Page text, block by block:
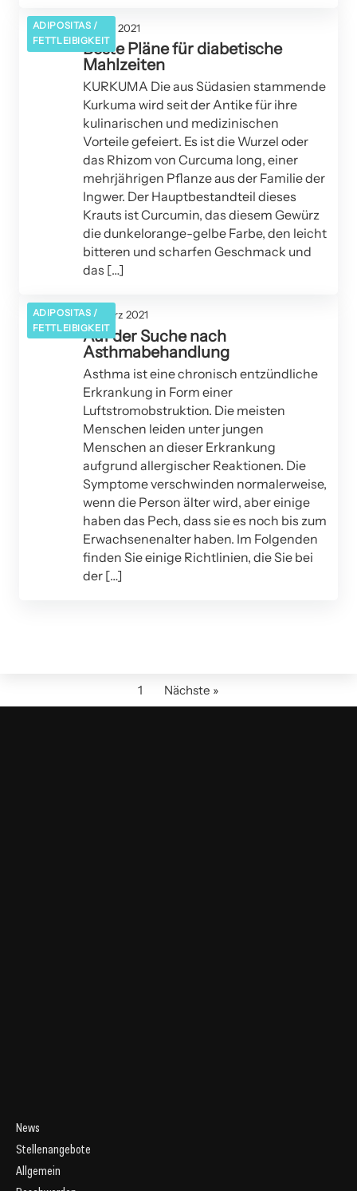
ADIPOSITAS /
FETTLEIBIGKEIT
01. Mai 2021
Beste Pläne für diabetische
Mahlzeiten
KURKUMA Die aus Südasien stammende
Kurkuma wird seit der Antike für ihre
kulinarischen und medizinischen
Vorteile gefeiert. Es ist die Wurzel oder
das Rhizom von Curcuma long, einer
mehrjährigen Pflanze aus der Familie der
Ingwer. Der Hauptbestandteil dieses
Krauts ist Curcumin, das diesem Gewürz
die dunkelorange-gelbe Farbe, den leicht
bitteren und scharfen Geschmack und
das […]
ADIPOSITAS /
FETTLEIBIGKEIT
25. März 2021
Auf der Suche nach
Asthmabehandlung
Asthma ist eine chronisch entzündliche
Erkrankung in Form einer
Luftstromobstruktion. Die meisten
Menschen leiden unter jungen
Menschen an dieser Erkrankung
aufgrund allergischer Reaktionen. Die
Symptome verschwinden normalerweise,
wenn die Person älter wird, aber einige
haben das Pech, dass sie es noch bis zum
Erwachsenenalter haben. Im Folgenden
finden Sie einige Richtlinien, die Sie bei
der […]
1 Nächste »
News
Stellenangebote
Allgemein